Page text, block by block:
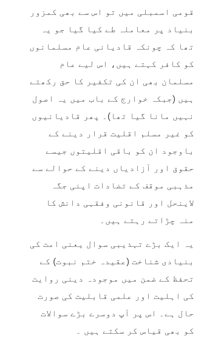
قومی اسمبلی میں تو اس سے بھی کمزور
بنیاد پر معاملہ طے کیا گیا جو یہ
تھا کہ چونکہ قادیانی عام مسلمانوں
کو کافر کہتے ہیں، اس لیے عام
مسلمان بھی ان کی تکفیر کا حق رکھتے
ہیں (جبکہ خوارج کے باب میں یہ اصول
نہیں مانا گیا تھا)۔ پھر قادیانیوں
کو غیر مسلم اقلیت قرار دینے کے
باوجود ان کو باقی اقلیتوں جیسے
حقوق اور آزادیاں دینے کے حوالے سے
مذہبی موقف کے تضادات اپنی جگہ
لاینحل اور قانونی وفقہی دانش کا
منہ چڑاتے رہتے ہیں۔
یہ ایک بڑے تہذیبی سوال یعنی امت کی
بنیادی شناخت (عقیدہ ختم نبوت) کے
تحفظ کے ضمن میں موجودہ دینی روایت
کی اہلیت اور علمی قابلیت کی صورت
حال ہے۔ اس پر آپ دوسرے بڑے سوالات
کو بھی قیاس کر سکتے ہیں ۔